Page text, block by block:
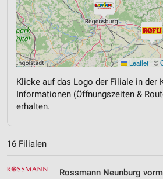
Leaflet | ©
Klicke auf das Logo der Filiale in der
Informationen (Öffnungszeiten &
erhalten.
16 Filialen
Rossmann Neunburg